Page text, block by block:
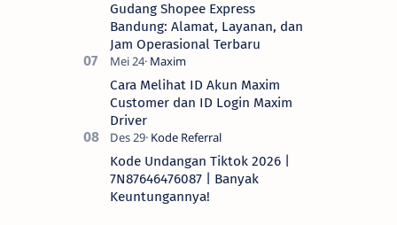
Gudang Shopee Express
Bandung: Alamat, Layanan, dan
Jam Operasional Terbaru
Cara Melihat ID Akun Maxim
Customer dan ID Login Maxim
Driver
Kode Undangan Tiktok 2026 |
7N87646476087 | Banyak
Keuntungannya!